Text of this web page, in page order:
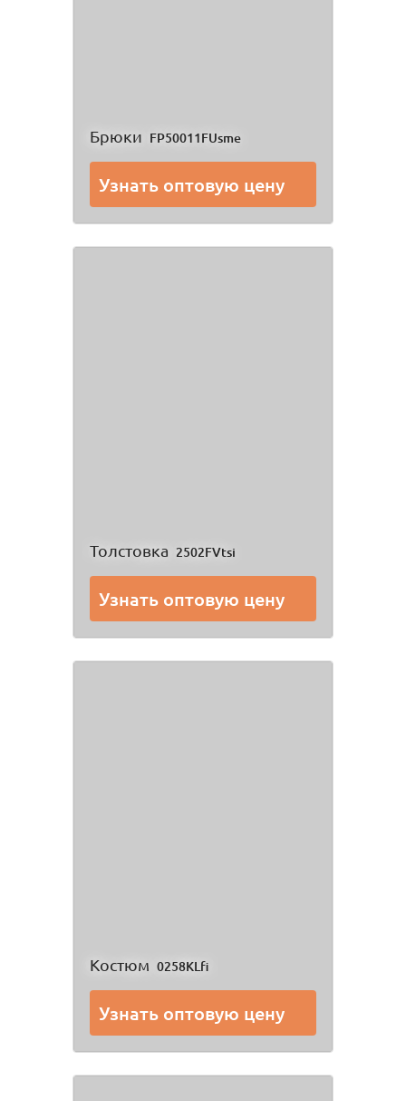
Брюки FP50011FUsme
Узнать оптовую цену
Толстовка 2502FVtsi
Узнать оптовую цену
Костюм 0258KLfi
Узнать оптовую цену